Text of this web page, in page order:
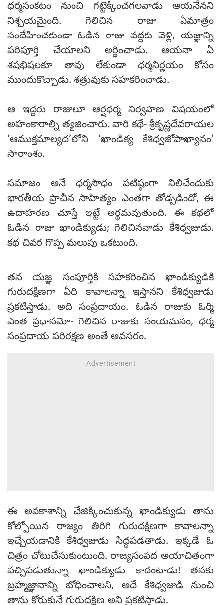
ధర్మసంకటం నుంచి గట్టెక్కించగలవాడు ఆయనేనని
నిశ్చయమైంది. గెలిచిన రాజు ఏమాత్రం
సందేహించకుండా ఓడిన రాజు వద్దకు వెళ్లి, యజ్ఞాన్ని
పరిపూర్తి చేయాలని అర్థించాడు. ఆయనా ఏ
శషభిషలకూ తావు లేకుండా ధర్మనిర్ణయం కోసం
ముందుకొచ్చాడు. శత్రువుకు సహకరించాడు.
ఆ ఇద్దరు రాజులూ ఆర్షధర్మ నిర్వహణ విషయంలో
అహంకారాల్ని త్యజించారు. వారి కథే- శ్రీకృష్ణదేవరాయల
‘ఆముక్తమాల్యద’లోని ‘ఖాండిక్య కేశిధ్వజోపాఖ్యానం’
సారాంశం.
సమాజం అనే ధర్మసౌధం పటిష్ఠంగా నిలిచేందుకు
భారతీయ ప్రాచీన సాహిత్యం ఎంతగా తోడ్పడిందో, ఈ
ఉదాహరణ చూస్తే ఇట్టే అర్థమవుతుంది. ఈ కథలో
ఓడిన రాజు ఖాండిక్యుడు; గెలిచినవాడు కేశిధ్వజుడు.
కథ చివర గొప్ప మలుపు ఒకటుంది.
తన యజ్ఞ సంపూర్తికి సహకరించిన ఖాండిక్యుడికి
గురుదక్షిణగా ఏది కావాలన్నా ఇస్తానని కేశిధ్వజుడు
ప్రకటిస్తాడు. అది సంప్రదాయం. ఓడిన రాజుకు ఓర్మి
ఎంత ప్రధానమో- గెలిచిన రాజుకు సంయమనం, ధర్మ
సంప్రదాయ పరిరక్షణ అంతే అవసరం.
ఈ అవకాశాన్ని చేజిక్కించుకున్న ఖాండిక్యుడు తాను
కోల్పోయిన రాజ్యం తిరిగి గురుదక్షిణగా కావాలన్నా
ఇచ్చేయడానికి కేశిధ్వజుడు సిద్ధపడతాడు. ఇక్కడే ఓ
చిత్రం చోటుచేసుకుంటుంది. రాజ్యసంపద అయాచితంగా
వచ్చిపడుతున్నా ఖాండిక్యుడు కాదంటాడు! తనకు
బ్రహ్మజ్ఞానాన్ని బోధించాలని, అదే కేశిధ్వజుడి నుంచి
తాను కోరుకునే గురుదక్షిణ అని ప్రకటిస్తాడు.